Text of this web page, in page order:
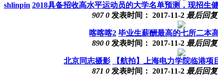
shlinpin 2018具备招收高水平运动员的大学名单预测，现招生
907 0 发表时间： 2017-11-2 最后回
喀喀喀2 毕业生薪酬最高的七所二本
890 0 发表时间： 2017-11-2 最后回
北京同志摄影
【航拍】上海电力学院临港项
871 0 发表时间： 2017-11-2 最后回